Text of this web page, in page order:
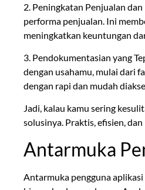
2. Peningkatan Penjualan
performa penjualan. Ini
meningkatkan keuntungan
3. Pendokumentasian yang
dengan usahamu, mulai dari
dengan rapi dan mudah
Jadi, kalau kamu sering
solusinya. Praktis, efisien,
Antarmuka
Antarmuka pengguna